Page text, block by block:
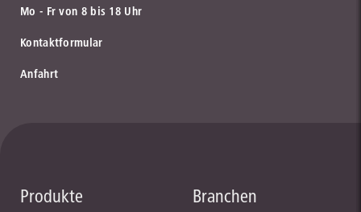
Mo - Fr von 8 bis 18 Uhr
Kontaktformular
Anfahrt
Produkte Branchen